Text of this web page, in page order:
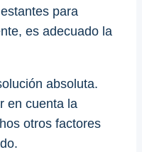
para
es adecuado la
absoluta.
en cuenta la
otros factores